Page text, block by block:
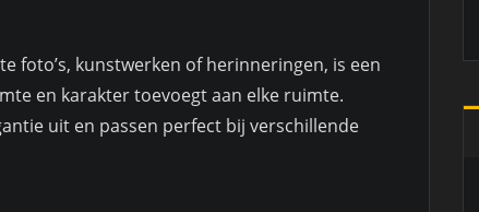
foto’s, kunstwerken of herinneringen, is een
en karakter toevoegt aan elke ruimte.
uit en passen perfect bij verschillende